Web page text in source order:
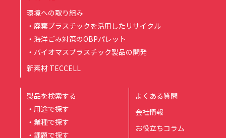
環境への取り組み
・廃棄プラスチックを活用したリサイクル
・海洋ごみ対策のOBPパレット
・バイオマスプラスチック製品の開発
新素材 TECCELL
製品を検索する
・用途で探す
・業種で探す
・課題で探す
よくある質問
会社情報
お役立ちコラム